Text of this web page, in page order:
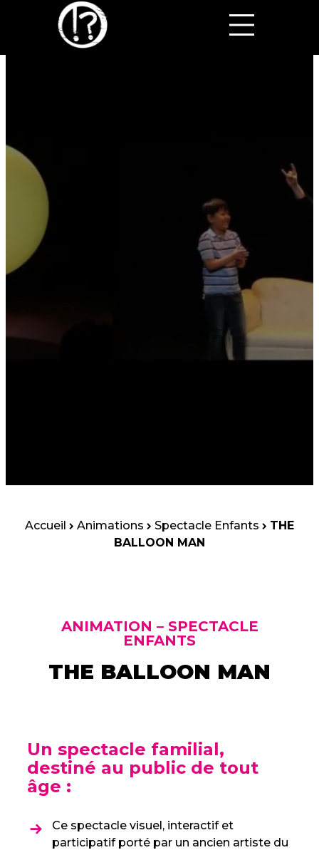
Accueil Animations Spectacle Enfants
THE
BALLOON MAN
ANIMATION – SPECTACLE
ENFANTS
THE BALLOON MAN
Un spectacle familial,
destiné au public de tout
âge :
Ce spectacle visuel, interactif et
participatif porté par un ancien artiste du